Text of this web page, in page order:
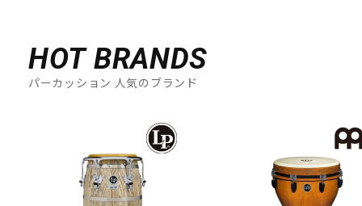
DJ機器
HOT BRANDS
パーカッション 人気のブランド